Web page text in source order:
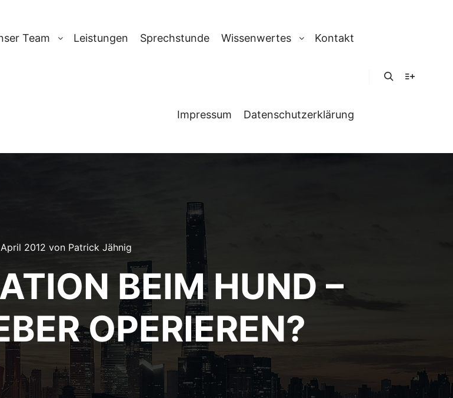
Team Leistungen Sprechstunde Wissenwertes Kontakt
Impressum Datenschutzerklärung
2012 von Patrick Jähnig
BEIM HUND –
OPERIEREN?